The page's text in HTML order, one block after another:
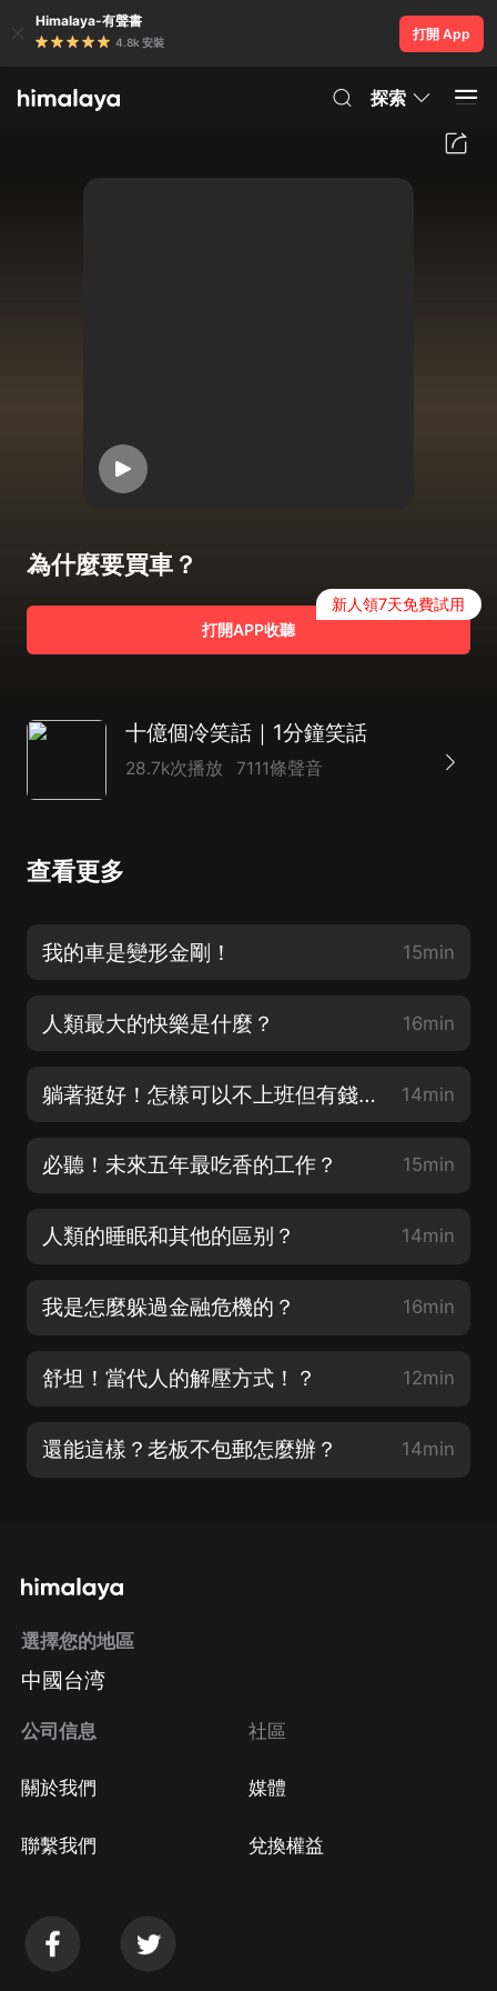
Himalaya-有聲書
4.8k 安裝
打開 App
探索
為什麼要買車？
打開APP收聽
新人領7天免費試用
十億個冷笑話｜1分鐘笑話
28.7k次播放 7111條聲音
查看更多
我的車是變形金剛！ 15min
人類最大的快樂是什麼？ 16min
躺著挺好！怎樣可以不上班但有錢花？ 14min
必聽！未來五年最吃香的工作？ 15min
人類的睡眠和其他的區别？ 14min
我是怎麼躲過金融危機的？ 16min
舒坦！當代人的解壓方式！？ 12min
還能這樣？老板不包郵怎麼辦？ 14min
選擇您的地區
中國台湾
公司信息
關於我們
聯繫我們
社區
媒體
兌換權益